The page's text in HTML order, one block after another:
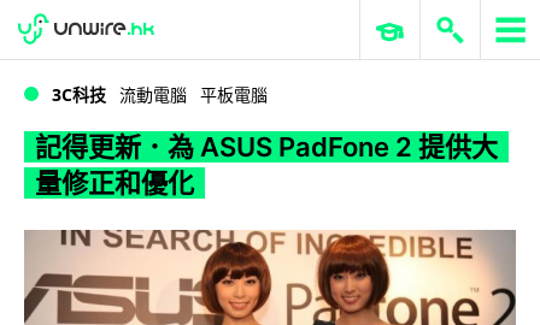
WWDC 2026 ERP 與商業 AI
3C科技 流動電腦 平板電腦
記得更新．為 ASUS PadFone 2 提供大
量修正和優化